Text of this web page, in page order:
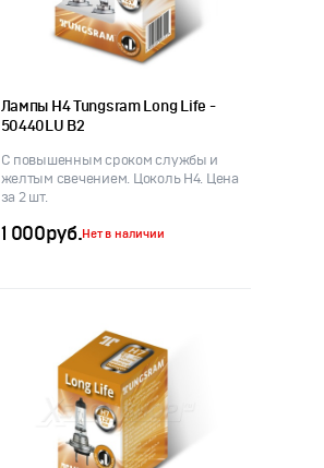
Лампы H4 Tungsram Long Life -
50440LU B2
С повышенным сроком службы и
желтым свечением. Цоколь H4. Цена
за 2 шт.
1 000руб.Нет в наличии